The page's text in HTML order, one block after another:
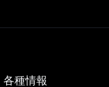
各種情報